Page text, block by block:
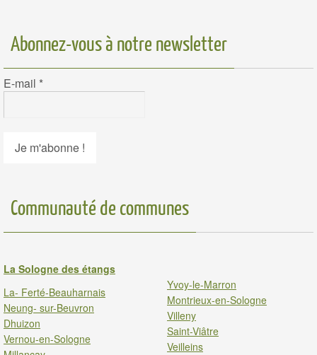
Abonnez-vous à notre newsletter
E-mail *
Communauté de communes
La Sologne des étangs
La- Ferté-Beauharnais
Neung- sur-Beuvron
Dhuizon
Vernou-en-Sologne
Yvoy-le-Marron
Montrieux-en-Sologne
Villeny
Saint-Viâtre
Veilleins